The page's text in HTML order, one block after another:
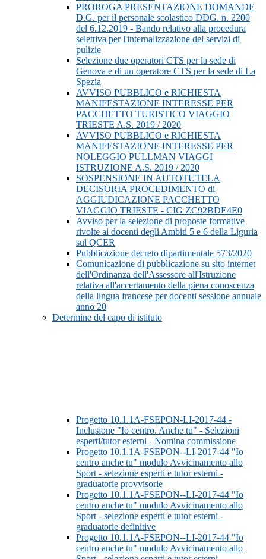
PROROGA PRESENTAZIONE DOMANDE
D.G. per il personale scolastico DDG. n. 2200
del 6.12.2019 - Bando relativo alla procedura
selettiva per l'internalizzazione dei servizi di
pulizie
Selezione due operatori CTS per la sede di
Genova e di un operatore CTS per la sede di La
Spezia
AVVISO PUBBLICO e RICHIESTA
MANIFESTAZIONE INTERESSE PER
PACCHETTO TURISTICO VIAGGIO
TRIESTE A.S. 2019 / 2020
AVVISO PUBBLICO e RICHIESTA
MANIFESTAZIONE INTERESSE PER
NOLEGGIO PULLMAN VIAGGI
ISTRUZIONE A.S. 2019 / 2020
SOSPENSIONE IN AUTOTUTELA
DECISORIA PROCEDIMENTO di
AGGIUDICAZIONE PACCHETTO
VIAGGIO TRIESTE - CIG ZC92BDE4E0
Avviso per la selezione di proposte formative
rivolte ai docenti degli Ambiti 5 e 6 della Liguria
sul QCER
Pubblicazione decreto dipartimentale 573/2020
Comunicazione di pubblicazione su sito internet
dell'Ordinanza dell'Assessore all'Istruzione
relativa all'accertamento della piena conoscenza
della lingua francese per docenti sessione annuale
anno 20
Determine del capo di istituto
Progetto 10.1.1A-FSEPON-LI-2017-44 -
Inclusione "Io centro. Anche tu" - Selezioni
esperti/tutor esterni - Nomina commissione
Progetto 10.1.1A-FSEPON--LI-2017-44 "Io
centro anche tu" modulo Avvicinamento allo
Sport - selezione esperti e tutor esterni -
graduatorie provvisorie
Progetto 10.1.1A-FSEPON--LI-2017-44 "Io
centro anche tu" modulo Avvicinamento allo
Sport - selezione esperti e tutor esterni -
graduatorie definitive
Progetto 10.1.1A-FSEPON--LI-2017-44 "Io
centro anche tu" modulo Avvicinamento allo